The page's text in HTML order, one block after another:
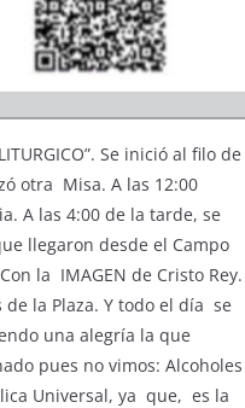
Se inició al filo de
otra Misa. A las 12:00
A las 4:00 de la tarde, se
llegaron desde el Campo
la IMAGEN de Cristo Rey.
de la Plaza. Y todo el día se
una alegría la que
pues no vimos: Alcoholes
Universal, ya que, es la